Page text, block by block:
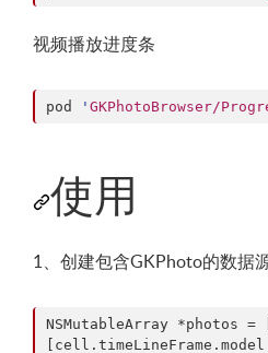
视频播放进度条
pod ' GKPhotoBrowser/
使用
1、创建包含GKPhoto的数据
NSMutableArray *photos =